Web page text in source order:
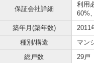
保証会社詳細
利用
60%
築年月(築年数) 2011
種別/構造
マン
総戸数
29戸